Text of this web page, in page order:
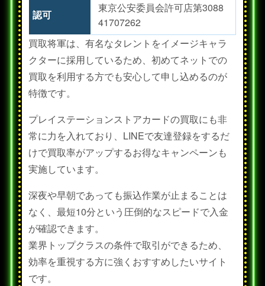
認可
東京公安委員会許可店第3088
41707262
買取将軍は、有名なタレントをイメージキャラ
クターに採用しているため、初めてネットでの
買取を利用する方でも安心して申し込めるのが
特徴です。
プレイステーションストアカードの買取にも非
常に力を入れており、LINEで友達登録をするだ
けで買取率がアップするお得なキャンペーンも
実施しています。
深夜や早朝であっても振込作業が止まることは
なく、最短10分という圧倒的なスピードで入金
が確認できます。
業界トップクラスの条件で取引ができるため、
効率を重視する方に強くおすすめしたいサイト
です。